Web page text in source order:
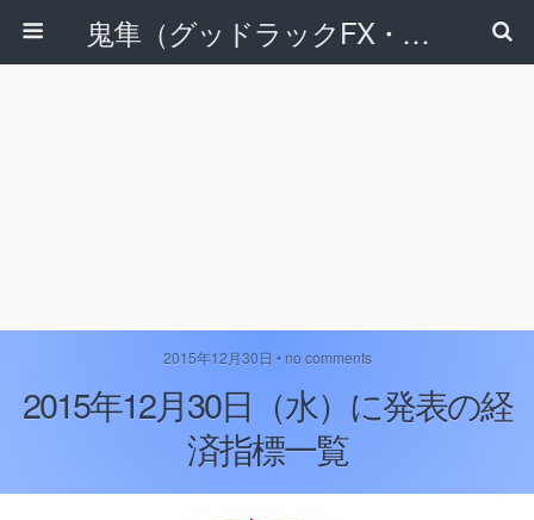
鬼隼（グッドラックFX・改）
2015年12月30日 • no comments
2015年12月30日（水）に発表の経
済指標一覧